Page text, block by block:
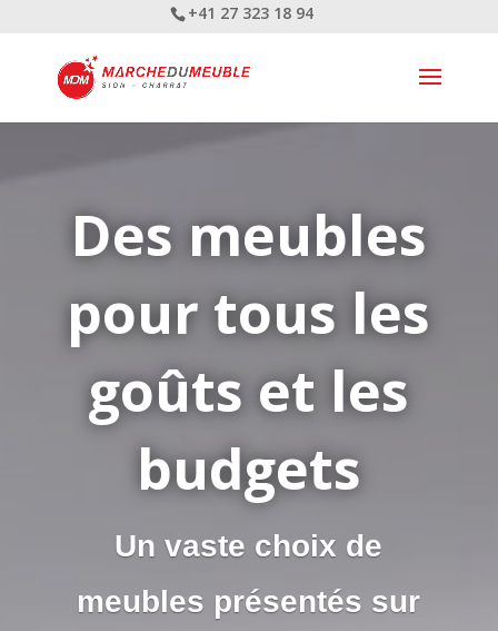
+41 27 323 18 94
Des meubles
pour tous les
goûts et les
budgets
Un vaste choix de
meubles présentés sur